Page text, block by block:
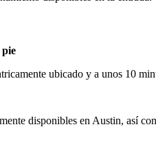
ubicado y a unos 10
disponibles en Austin, así